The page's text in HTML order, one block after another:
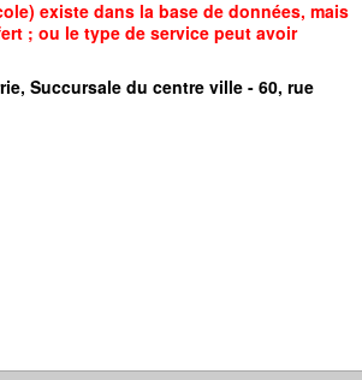
existe dans la base de données, mais
; ou le type de service peut avoir
Succursale du centre ville - 60, rue